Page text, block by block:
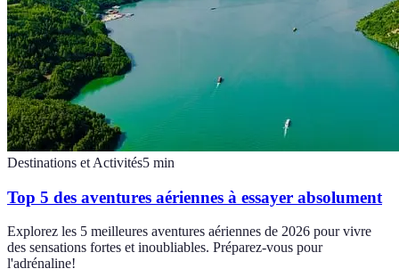
Destinations et Activités5 min
Top 5 des aventures aériennes à essayer absolument
Explorez les 5 meilleures aventures aériennes de 2026 pour vivre
des sensations fortes et inoubliables. Préparez-vous pour
l'adrénaline!